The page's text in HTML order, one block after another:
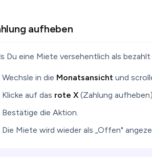
aufheben
Du eine Miete versehentlich als
Wechsle in die Monatsansicht und
Klicke auf das rote X (Zahlung
Bestätige die Aktion.
Die Miete wird wieder als „Offen"